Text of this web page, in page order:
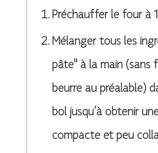
Préchauffer le four à
Mélanger tous les
pâte" à la main (sans
beurre au préalable)
bol jusqu’à obtenir
compacte et peu